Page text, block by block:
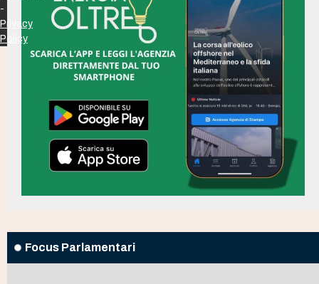
Focus Parlamentari
-
Privacy
Policy